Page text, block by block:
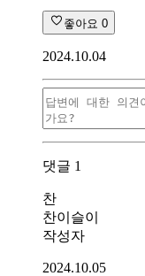
좋아요 0
2024.10.04
댓글 1
찬
찬이슬이
작성자
2024.10.05